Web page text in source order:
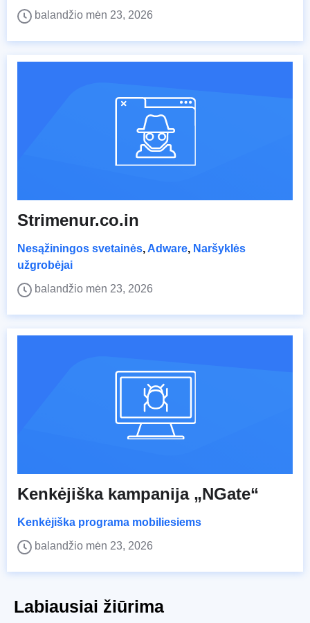
balandžio mėn 23, 2026
Strimenur.co.in
Nesąžiningos svetainės, Adware, Naršyklės
užgrobėjai
balandžio mėn 23, 2026
Kenkėjiška kampanija „NGate“
Kenkėjiška programa mobiliesiems
balandžio mėn 23, 2026
Labiausiai žiūrima